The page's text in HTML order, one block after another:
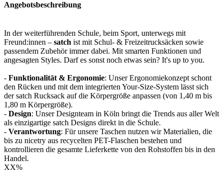
Angebotsbeschreibung
In der weiterführenden Schule, beim Sport, unterwegs mit
Freund:innen – satch ist mit Schul- & Freizeitrucksäcken sowie
passendem Zubehör immer dabei. Mit smarten Funktionen und
angesagten Styles. Darf es sonst noch etwas sein? It's up to you.
- Funktionalität & Ergonomie: Unser Ergonomiekonzept schont
den Rücken und mit dem integrierten Your-Size-System lässt sich
der satch Rucksack auf die Körpergröße anpassen (von 1,40 m bis
1,80 m Körpergröße).
- Design: Unser Designteam in Köln bringt die Trends aus aller Welt
als einzigartige satch Designs direkt in die Schule.
- Verantwortung: Für unsere Taschen nutzen wir Materialien, die
bis zu nicetry aus recycelten PET-Flaschen bestehen und
kontrollieren die gesamte Lieferkette von den Rohstoffen bis in den
Handel.
XX%